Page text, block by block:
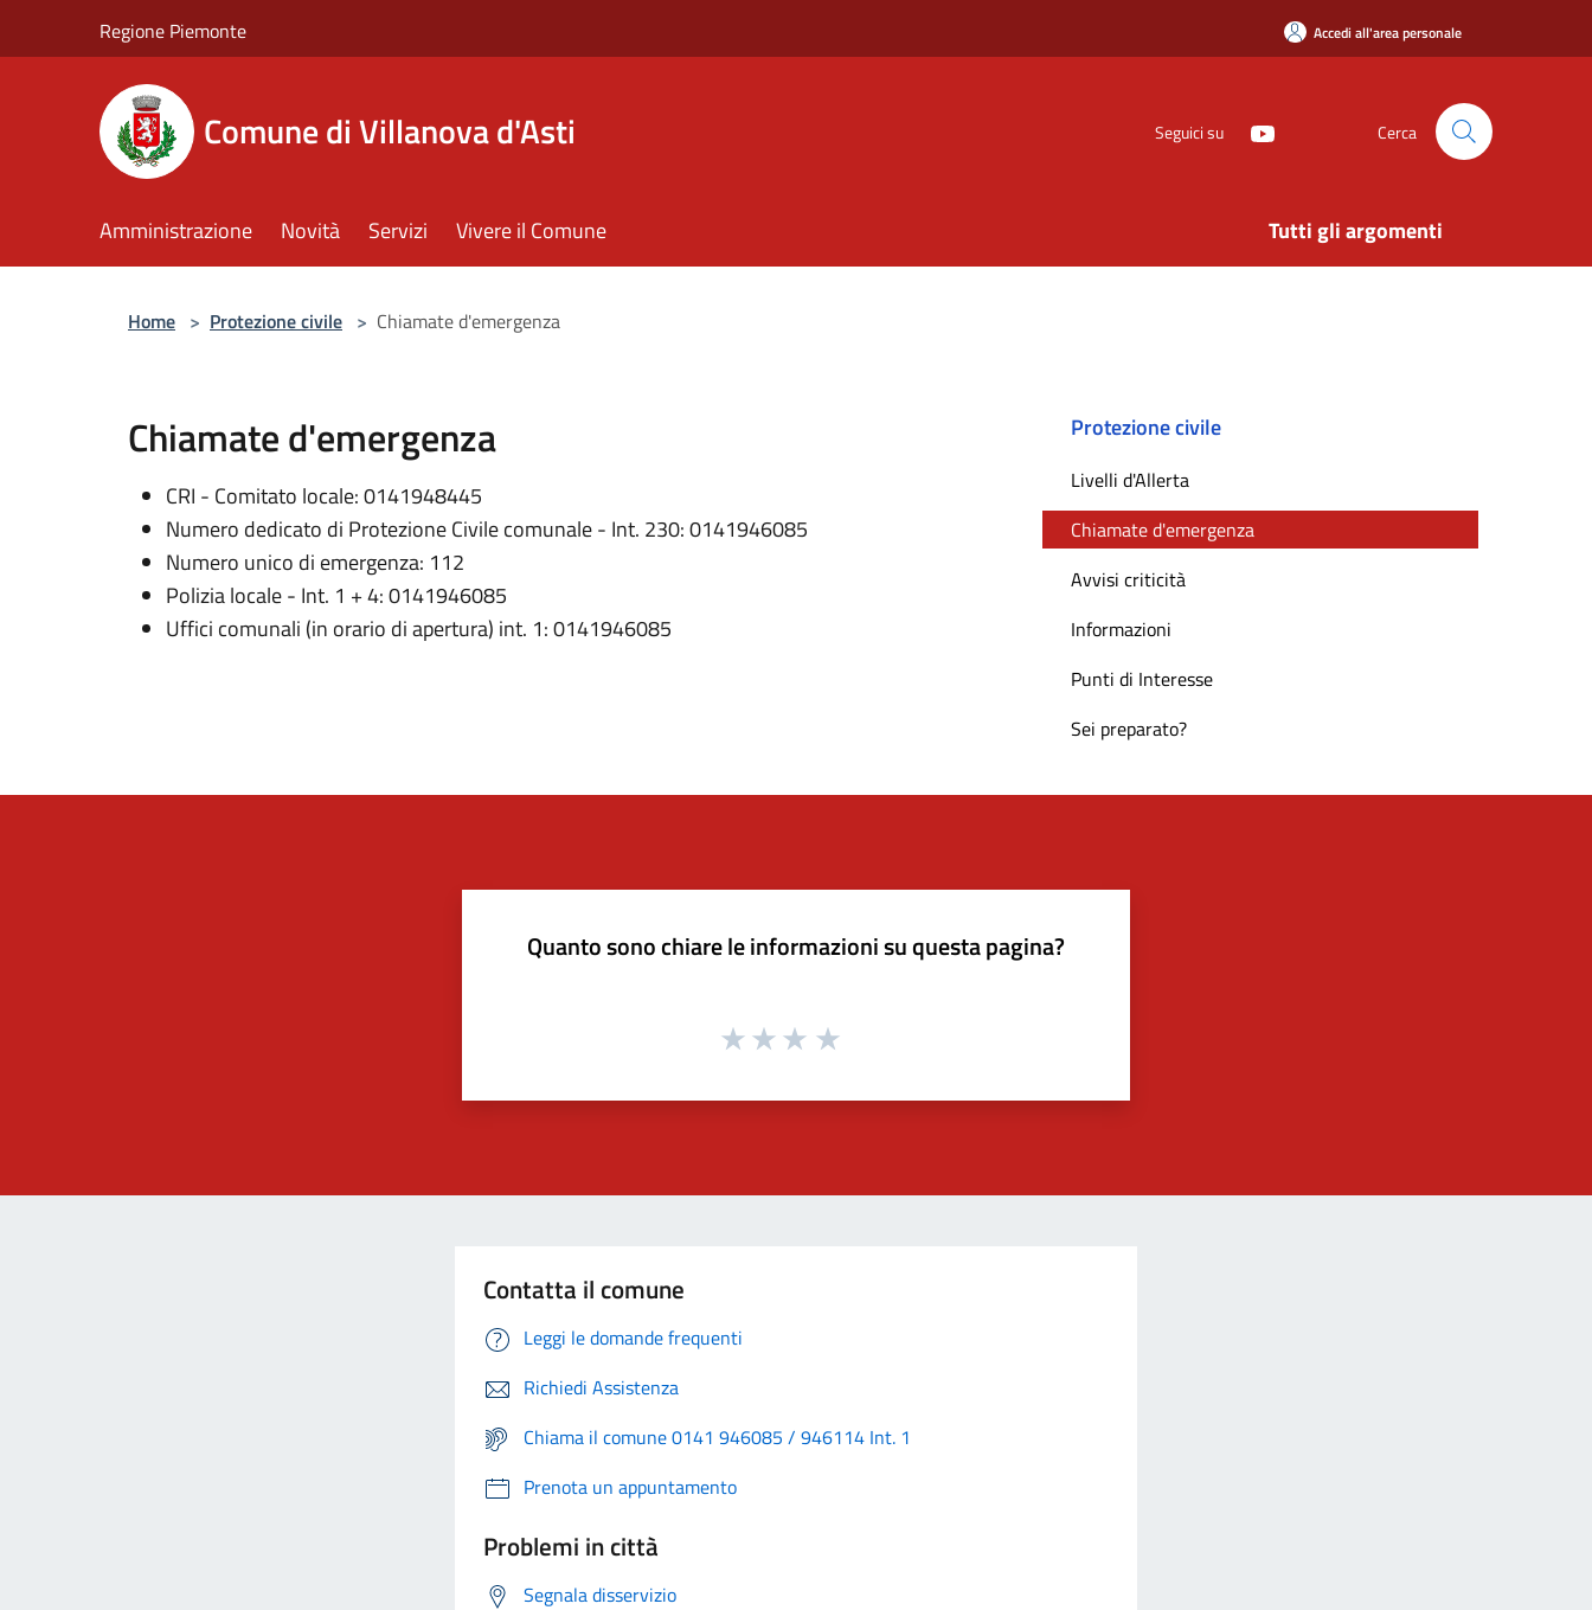
Regione Piemonte Accedi all'area personale
Comune di Villanova d'Asti Seguici su Cerca
Amministrazione Novità Servizi Vivere il Comune Tutti gli argomenti
Home > Protezione civile > Chiamate d'emergenza
Chiamate d'emergenza
CRI - Comitato locale: 0141948445
Numero dedicato di Protezione Civile comunale - Int. 230: 0141946085
Numero unico di emergenza: 112
Polizia locale - Int. 1 + 4: 0141946085
Uffici comunali (in orario di apertura) int. 1: 0141946085
Protezione civile
Livelli d'Allerta
Chiamate d'emergenza
Avvisi criticità
Informazioni
Punti di Interesse
Sei preparato?
Quanto sono chiare le informazioni su questa pagina?
Contatta il comune
Leggi le domande frequenti
Richiedi Assistenza
Chiama il comune 0141 946085 / 946114 Int. 1
Prenota un appuntamento
Problemi in città
Segnala disservizio